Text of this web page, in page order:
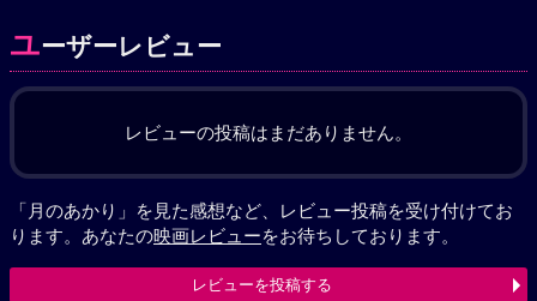
ユーザーレビュー
レビューの投稿はまだありません。
「月のあかり」を見た感想など、レビュー投稿を受け付けてお
ります。あなたの映画レビューをお待ちしております。
レビューを投稿する